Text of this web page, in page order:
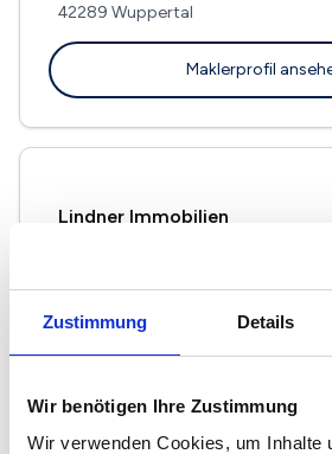
Zustimmung Details
Wir benötigen Ihre Zustimmung
Wir verwenden Cookies, um Inhalte
42289 Wuppertal
Maklerprofil
Lindner Immobilien
Maklerprofil